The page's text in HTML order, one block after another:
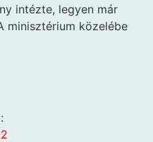
intézte, legyen már
minisztérium közelébe